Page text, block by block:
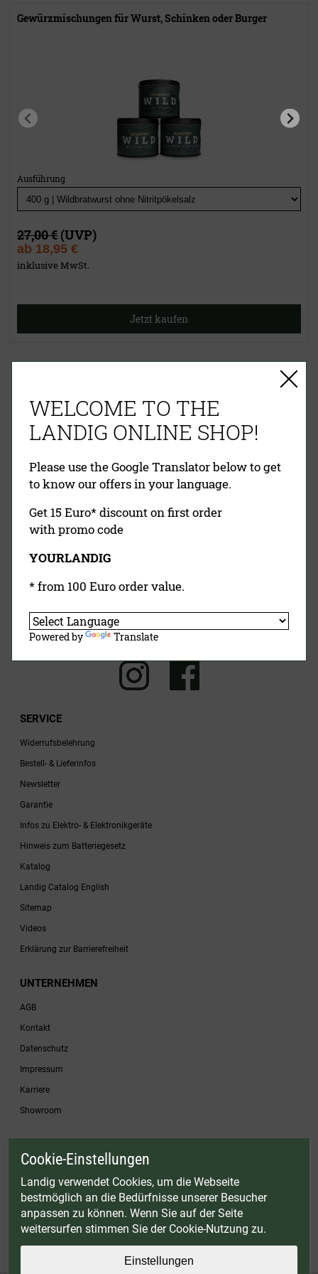
Gewürzmischungen für Wurst, Schinken oder Burger
Ausführung
27,00 € (UVP)
ab 18,95 €
inklusive MwSt.
Jetzt kaufen
RECHNUNG VORKASSE PAYPAL
KREDITKARTE NACHNAHME
SERVICE
Widerrufsbelehrung
Bestell- & Lieferinfos
Newsletter
Garantie
Infos zu Elektro- & Elektronikgeräte
Hinweis zum Batteriegesetz
Katalog
Landig Catalog English
Sitemap
Videos
Erklärung zur Barrierefreiheit
UNTERNEHMEN
AGB
Kontakt
Datenschutz
Impressum
Karriere
Showroom
* Gültig bis einschließlich 17.08.2026. Keine Barauszahlung möglich. Nicht mit
Zubehörartikel. Nicht einlösbar auf bereits rabattierte Sets.
© Landig 1982-2026 (44 Jahre Qualität)
Alle Preise inkl. gesetzl. Mehrwertsteuer, zuzüglich Versandkosten
Weitere Marken oder Shops der Landig + Lava GmbH & Co. KG: LAVA - Vakuumiergeräte
DRY AGER - Reifeschränke|VIESSMANN - Kühlzellen
WELCOME TO THE
LANDIG ONLINE SHOP!
Please use the Google Translator below to get
to know our offers in your language.
Get 15 Euro* discount on first order
with promo code
YOURLANDIG
* from 100 Euro order value.
Powered by Translate
Cookie-Einstellungen
Landig verwendet Cookies, um die Webseite
bestmöglich an die Bedürfnisse unserer Besucher
anpassen zu können. Wenn Sie auf der Seite
weitersurfen stimmen Sie der Cookie-Nutzung zu.
Einstellungen